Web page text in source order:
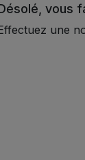
vous
une